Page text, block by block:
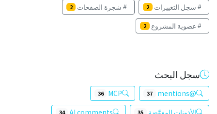
سجل التغييرات 2 شجرة الصفحات 2
عضوية المشروع 2
سجل البحث
@mentions
37
MCP
36
الأذونات المفوَّضة 35
AI comments
34